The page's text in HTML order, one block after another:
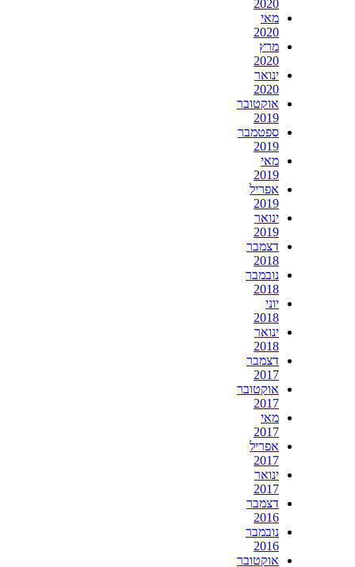
2020
מאי
2020
מרץ
2020
ינואר
2020
אוקטובר
2019
ספטמבר
2019
מאי
2019
אפריל
2019
ינואר
2019
דצמבר
2018
נובמבר
2018
יוני
2018
ינואר
2018
דצמבר
2017
אוקטובר
2017
מאי
2017
אפריל
2017
ינואר
2017
דצמבר
2016
נובמבר
2016
אוקטובר